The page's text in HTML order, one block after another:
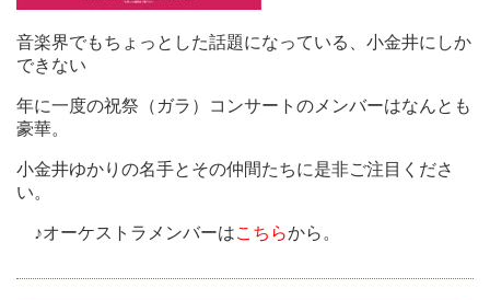
音楽界でもちょっとした話題になっている、小金井にしか
できない
年に一度の祝祭（ガラ）コンサートのメンバーはなんとも
豪華。
小金井ゆかりの名手とその仲間たちに是非ご注目くださ
い。
♪オーケストラメンバーはこちらから。